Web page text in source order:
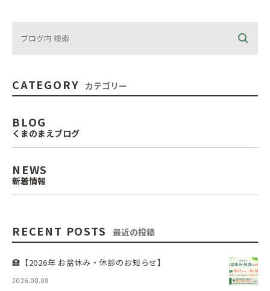
CATEGORY カテゴリー
BLOG
くまのまえブログ
NEWS
新着情報
RECENT POSTS 最近の投稿
🏥【2026年 お盆休み・休診のお知らせ】
2026.08.08